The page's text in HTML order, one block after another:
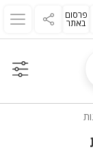
פרסום
באתר